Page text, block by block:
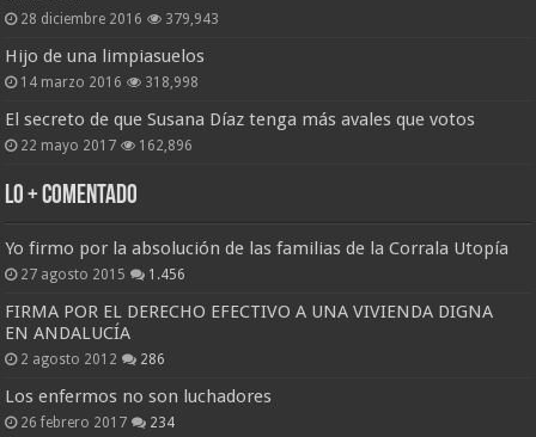
28 diciembre 2016 379,943
Hijo de una limpiasuelos
14 marzo 2016 318,998
El secreto de que Susana Díaz tenga más avales que votos
22 mayo 2017 162,896
Lo + Comentado
Yo firmo por la absolución de las familias de la Corrala Utopía
27 agosto 2015 1.456
FIRMA POR EL DERECHO EFECTIVO A UNA VIVIENDA DIGNA
EN ANDALUCÍA
2 agosto 2012 286
Los enfermos no son luchadores
26 febrero 2017 234